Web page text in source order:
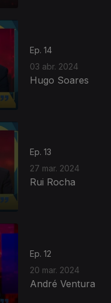
Ep. 14
03 abr. 2024
Hugo Soares
Ep. 13
27 mar. 2024
Rui Rocha
Ep. 12
20 mar. 2024
André Ventura